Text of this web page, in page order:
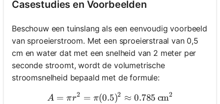
Casestudies en Voorbeelden
Beschouw een tuinslang als een eenvoudig voorbeeld
van sproeierstroom. Met een sproeierstraal van 0,5
cm en water dat met een snelheid van 2 meter per
seconde stroomt, wordt de volumetrische
stroomsnelheid bepaald met de formule:
A = \pi r^2 = \pi (0.5)^2
A = πr2 = π(0.5)2 ≈ 0.785 cm2